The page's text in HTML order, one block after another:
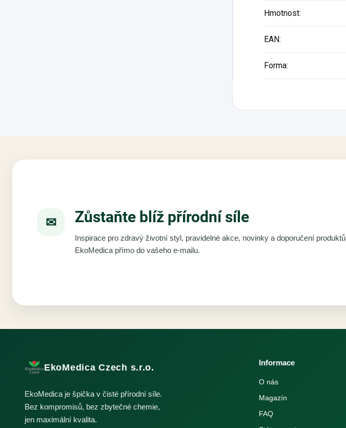
Hmotnost:
EAN:
Forma:
✉ Zůstaňte blíž přírodní síle
Inspirace pro zdravý životní styl, pravidelné akce, novinky a doporučení produktů
EkoMedica přímo do vašeho e-mailu.
EkoMedica Czech s.r.o.
EkoMedica je špička v čisté přírodní síle.
Bez kompromisů, bez zbytečné chemie,
jen maximální kvalita.
Informace
O nás
Magazín
FAQ